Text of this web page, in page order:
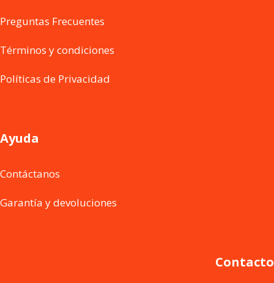
Preguntas Frecuentes
Términos y condiciones
Políticas de Privacidad
Ayuda
Contáctanos
Garantía y devoluciones
Contacto